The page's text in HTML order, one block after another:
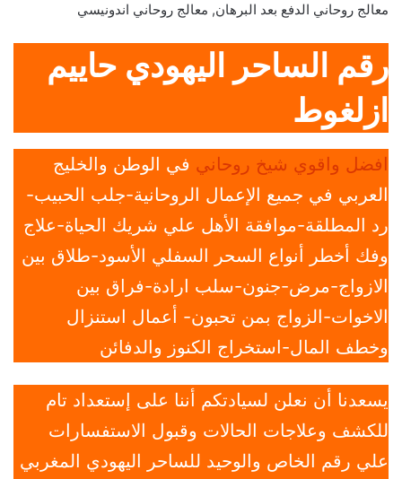
معالج روحاني الدفع بعد البرهان, معالج روحاني اندونيسي
رقم الساحر اليهودي حاييم
ازلغوط
افضل واقوي شيخ روحاني في الوطن والخليج
العربي في جميع الإعمال الروحانية-جلب الحبيب-
رد المطلقة-موافقة الأهل علي شريك الحياة-علاج
وفك أخطر أنواع السحر السفلي الأسود-طلاق بين
الازواج-مرض-جنون-سلب ارادة-فراق بين
الاخوات-الزواج بمن تحبون- أعمال استنزال
وخطف المال-استخراج الكنوز والدفائن
يسعدنا أن نعلن لسيادتكم أننا على إستعداد تام
للكشف وعلاجات الحالات وقبول الاستفسارات
علي رقم الخاص والوحيد للساحر اليهودي المغربي